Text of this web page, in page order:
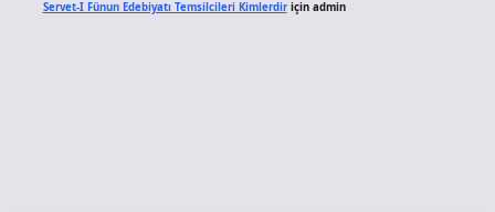
Servet-I Fünun Edebiyatı Temsilcileri Kimlerdiriçin admin